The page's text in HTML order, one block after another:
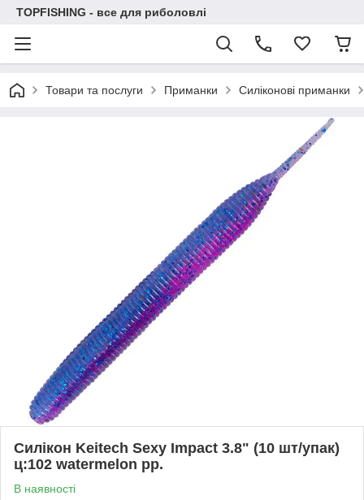
TOPFISHING - все для риболовлі
Товари та послуги Приманки Силіконові приманки
Силікон Keitech Sexy Impact 3.8" (10 шт/упак)
ц:102 watermelon pp.
В наявності